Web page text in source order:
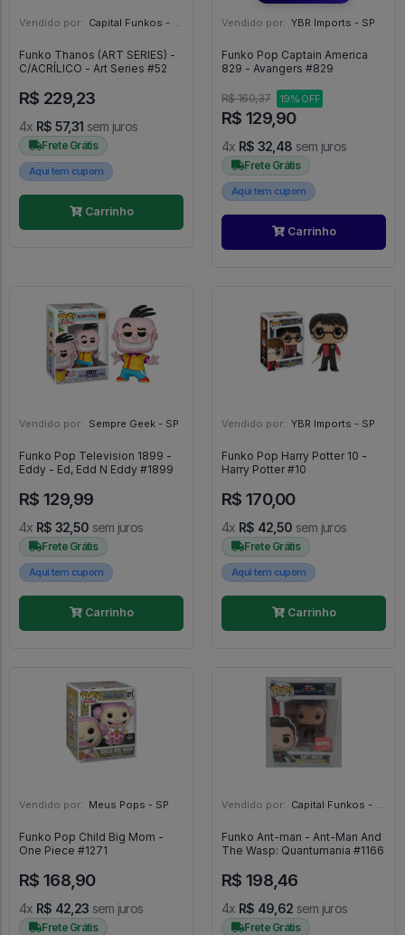
Vendido por: Capital Funkos - DF
Funko Thanos (ART SERIES) -
C/ACRÍLICO - Art Series #52
R$ 229,23
4x R$ 57,31 sem juros
Frete Grátis
Aqui tem cupom
Carrinho
Vendido por: YBR Imports - SP
Funko Pop Captain America
829 - Avangers #829
R$ 160,37 19% OFF
R$ 129,90
4x R$ 32,48 sem juros
Frete Grátis
Aqui tem cupom
Carrinho
Vendido por: Sempre Geek - SP
Funko Pop Television 1899 -
Eddy - Ed, Edd N Eddy #1899
R$ 129,99
4x R$ 32,50 sem juros
Frete Grátis
Aqui tem cupom
Carrinho
Vendido por: YBR Imports - SP
Funko Pop Harry Potter 10 -
Harry Potter #10
R$ 170,00
4x R$ 42,50 sem juros
Frete Grátis
Aqui tem cupom
Carrinho
Vendido por: Meus Pops - SP
Funko Pop Child Big Mom -
One Piece #1271
R$ 168,90
4x R$ 42,23 sem juros
Frete Grátis
Vendido por: Capital Funkos - DF
Funko Ant-man - Ant-Man And
The Wasp: Quantumania #1166
R$ 198,46
4x R$ 49,62 sem juros
Frete Grátis